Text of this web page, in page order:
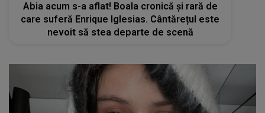
Abia acum s-a aflat! Boala cronică și rară de
care suferă Enrique Iglesias. Cântărețul este
nevoit să stea departe de scenă